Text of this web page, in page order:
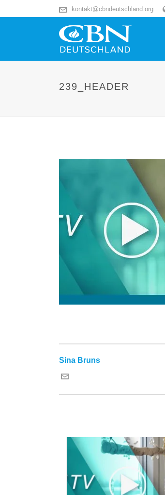
kontakt@cbndeutschland.org
239_HEADER
Sina Bruns